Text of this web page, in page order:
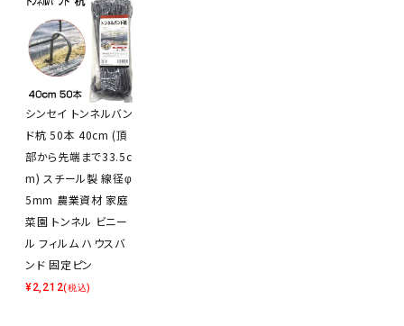
シンセイ トンネルバン
ド杭 50本 40cm (頂
部から先端まで33.5c
m) スチール製 線径φ
5mm 農業資材 家庭
菜園 トンネル ビニー
ル フィルム ハウスバ
ンド 固定ピン
¥2,212(税込)